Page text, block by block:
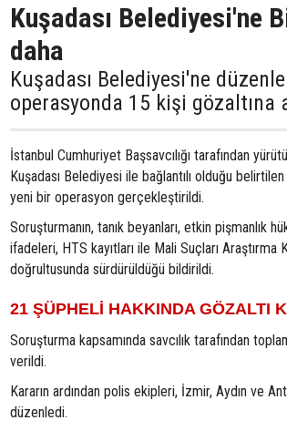
Kuşadası Belediyesi'ne
daha
Kuşadası Belediyesi'ne
operasyonda 15 kişi gözaltına
İstanbul Cumhuriyet Başsavcılığı tarafından
Kuşadası Belediyesi ile bağlantılı olduğu
yeni bir operasyon gerçekleştirildi.
Soruşturmanın, tanık beyanları, etkin pişmanlık
ifadeleri, HTS kayıtları ile Mali Suçları Araştırma
doğrultusunda sürdürüldüğü bildirildi.
21 ŞÜPHELİ HAKKINDA GÖZALTI
Soruşturma kapsamında savcılık tarafından
verildi.
Kararın ardından polis ekipleri, İzmir, Aydın ve
düzenledi.